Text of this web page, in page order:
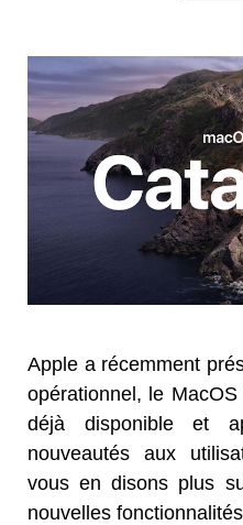
Apple a récemment
opérationnel, le
déjà disponible et
nouveautés aux
vous en disons plus
nouvelles